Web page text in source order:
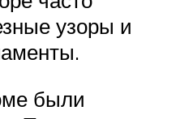
узоры и
были